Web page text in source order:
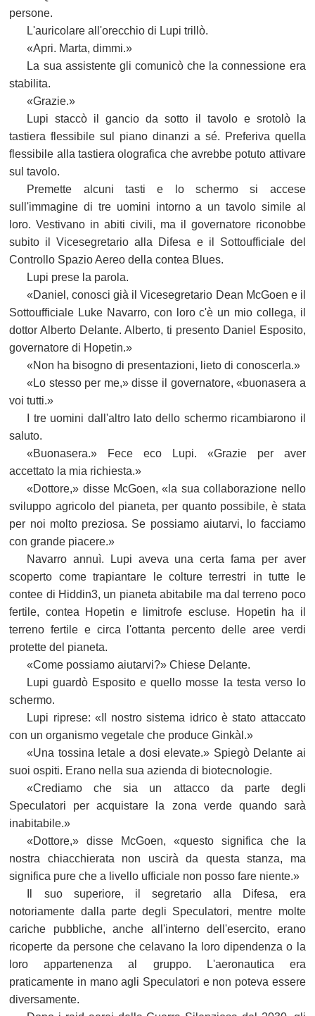
persone.
L'auricolare all'orecchio di Lupi trillò.
«Apri. Marta, dimmi.»
La sua assistente gli comunicò che la connessione era
stabilita.
«Grazie.»
Lupi staccò il gancio da sotto il tavolo e srotolò la
tastiera flessibile sul piano dinanzi a sé. Preferiva quella
flessibile alla tastiera olografica che avrebbe potuto attivare
sul tavolo.
Premette alcuni tasti e lo schermo si accese
sull'immagine di tre uomini intorno a un tavolo simile al
loro. Vestivano in abiti civili, ma il governatore riconobbe
subito il Vicesegretario alla Difesa e il Sottoufficiale del
Controllo Spazio Aereo della contea Blues.
Lupi prese la parola.
«Daniel, conosci già il Vicesegretario Dean McGoen e il
Sottoufficiale Luke Navarro, con loro c'è un mio collega, il
dottor Alberto Delante. Alberto, ti presento Daniel Esposito,
governatore di Hopetin.»
«Non ha bisogno di presentazioni, lieto di conoscerla.»
«Lo stesso per me,» disse il governatore, «buonasera a
voi tutti.»
I tre uomini dall'altro lato dello schermo ricambiarono il
saluto.
«Buonasera.» Fece eco Lupi. «Grazie per aver
accettato la mia richiesta.»
«Dottore,» disse McGoen, «la sua collaborazione nello
sviluppo agricolo del pianeta, per quanto possibile, è stata
per noi molto preziosa. Se possiamo aiutarvi, lo facciamo
con grande piacere.»
Navarro annuì. Lupi aveva una certa fama per aver
scoperto come trapiantare le colture terrestri in tutte le
contee di Hiddin3, un pianeta abitabile ma dal terreno poco
fertile, contea Hopetin e limitrofe escluse. Hopetin ha il
terreno fertile e circa l'ottanta percento delle aree verdi
protette del pianeta.
«Come possiamo aiutarvi?» Chiese Delante.
Lupi guardò Esposito e quello mosse la testa verso lo
schermo.
Lupi riprese: «Il nostro sistema idrico è stato attaccato
con un organismo vegetale che produce Ginkàl.»
«Una tossina letale a dosi elevate.» Spiegò Delante ai
suoi ospiti. Erano nella sua azienda di biotecnologie.
«Crediamo che sia un attacco da parte degli
Speculatori per acquistare la zona verde quando sarà
inabitabile.»
«Dottore,» disse McGoen, «questo significa che la
nostra chiacchierata non uscirà da questa stanza, ma
significa pure che a livello ufficiale non posso fare niente.»
Il suo superiore, il segretario alla Difesa, era
notoriamente dalla parte degli Speculatori, mentre molte
cariche pubbliche, anche all'interno dell'esercito, erano
ricoperte da persone che celavano la loro dipendenza o la
loro appartenenza al gruppo. L'aeronautica era
praticamente in mano agli Speculatori e non poteva essere
diversamente.